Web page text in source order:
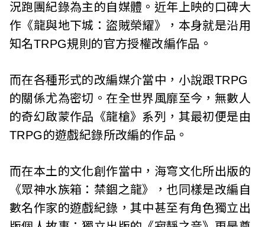
況跑團紀錄為主的自媒體。近年上映的口碑大
作《龍與地下城：盜賊榮耀》，本身就是沿用
知名TRPG規則的官方授權改編作品。
而在各種形式的改編媒介當中，小說跟TRPG
的關係尤為密切。在全世界風靡至今，無數人
的奇幻啟蒙作品《龍槍》系列，其最初便是由
TRPG的遊戲紀錄所改編的作品。
而在本土的文化創作當中，海穹文化所出版的
《眾神水族箱：禁錮之龍》，也同樣是改編自
數名作家的遊戲紀錄，其中甚至有角色獨立出